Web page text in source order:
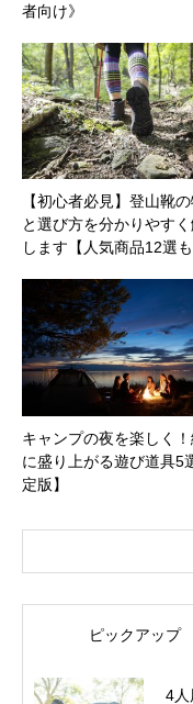
者向け》
【初心者必見】登山靴
と選び方を分かりやす
します【人気商品12選も
キャンプの夜を楽しく
に盛り上がる遊び道具5
定版】
ピックアップ
4人